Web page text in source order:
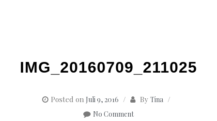
IMG_20160709_211025
Posted on Juli 9, 2016 By Tina
No Comment